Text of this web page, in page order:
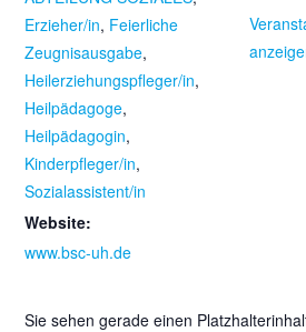
Erzieher/in, Feierliche
Zeugnisausgabe,
Heilerziehungspfleger/in,
Heilpädagoge,
Heilpädagogin,
Kinderpfleger/in,
Sozialassistent/in
Website:
www.bsc-uh.de
Sie sehen gerade einen